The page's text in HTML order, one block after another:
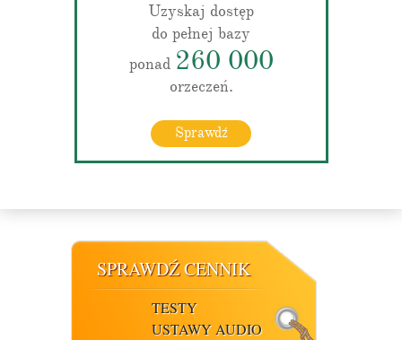
Uzyskaj dostęp
do pełnej bazy
ponad 260 000
orzeczeń.
Sprawdź
SPRAWDŹ CENNIK
TESTY
USTAWY AUDIO